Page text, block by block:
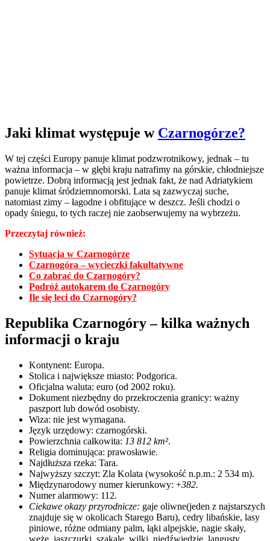
Jaki klimat występuje w Czarnogórze?
W tej części Europy panuje klimat podzwrotnikowy, jednak – tu
ważna informacja – w głębi kraju natrafimy na górskie, chłodniejsze
powietrze. Dobrą informacją jest jednak fakt, że nad Adriatykiem
panuje klimat śródziemnomorski. Lata są zazwyczaj suche,
natomiast zimy – łagodne i obfitujące w deszcz. Jeśli chodzi o
opady śniegu, to tych raczej nie zaobserwujemy na wybrzeżu.
Przeczytaj również:
Sytuacja w Czarnogórze
Czarnogóra – wycieczki fakultatywne
Co zabrać do Czarnogóry?
Podróż autokarem do Czarnogóry
Ile się leci do Czarnogóry?
Republika Czarnogóry – kilka ważnych
informacji o kraju
Kontynent: Europa.
Stolica i największe miasto: Podgorica.
Oficjalna waluta: euro (od 2002 roku).
Dokument niezbędny do przekroczenia granicy: ważny
paszport lub dowód osobisty.
Wiza: nie jest wymagana.
Język urzędowy: czarnogórski.
Powierzchnia całkowita: 13 812 km².
Religia dominująca: prawosławie.
Najdłuższa rzeka: Tara.
Najwyższy szczyt: Zla Kolata (wysokość n.p.m.: 2 534 m).
Międzynarodowy numer kierunkowy: +382.
Numer alarmowy: 112.
Ciekawe okazy przyrodnicze: gaje oliwne(jeden z najstarszych
znajduje się w okolicach Starego Baru), cedry libańskie, lasy
piniowe, różne odmiany palm, łąki alpejskie, nagie skały,
węże, jaszczurki, szakale, wilki, niedźwiedzie, langusty,